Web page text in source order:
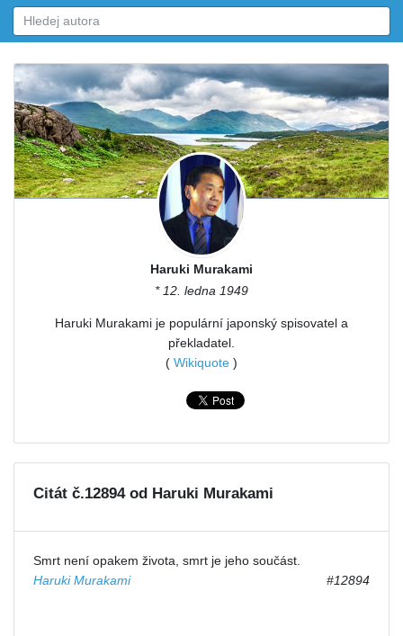
Haruki Murakami
* 12. ledna 1949
Haruki Murakami je populární japonský spisovatel a
překladatel.
( Wikiquote )
Citát č.12894 od Haruki Murakami
Smrt není opakem života, smrt je jeho součást.
Haruki Murakami
#12894